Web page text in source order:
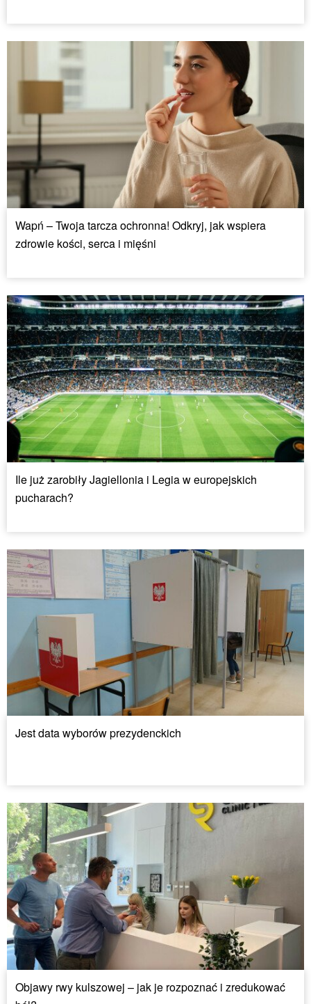
Wapń – Twoja tarcza ochronna! Odkryj, jak wspiera
zdrowie kości, serca i mięśni
Ile już zarobiły Jagiellonia i Legia w europejskich
pucharach?
Jest data wyborów prezydenckich
Objawy rwy kulszowej – jak je rozpoznać i zredukować